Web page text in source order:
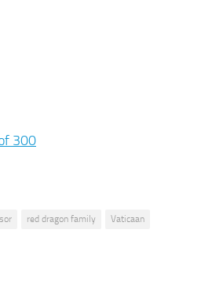
300
red dragon family
Vaticaan